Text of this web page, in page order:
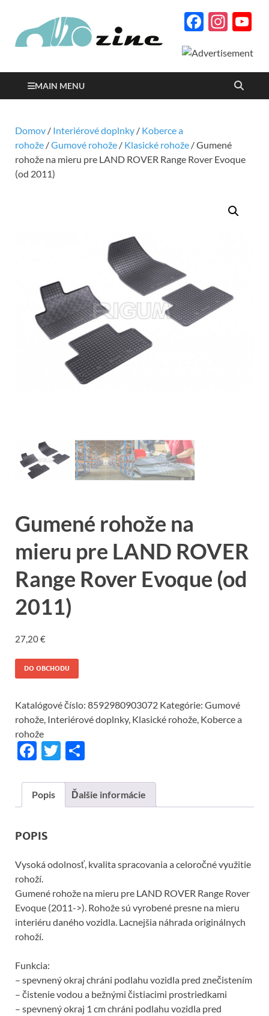
Autozine
motorizme s množstvom
reportáží
MAIN MENU
Domov / Interiérové doplnky / Koberce a
rohože /Gumové rohože / Klasické rohože / Gumené
rohože na mieru pre LAND ROVER Range Rover Evoque
(od 2011)
Gumené rohože na
mieru pre LAND ROVER
Range Rover Evoque (od
2011)
27,20€
DO OBCHODU
Katalógové číslo: 8592980903072 Kategórie: Gumové
rohože, Interiérové doplnky, Klasické rohože, Koberce a
rohože
F
e
b
o
o
k
T
itt
er
ar
e
Popis Ďalšie informácie
POPIS
Vysoká odolnosť, kvalita spracovania a celoročné využitie
rohoží.
Gumené rohože na mieru pre LAND ROVER Range Rover
Evoque (2011->). Rohože sú vyrobené presne na mieru
interiéru daného vozidla. Lacnejšia náhrada originálnych
rohoží.
Funkcia:
– spevnený okraj chráni podlahu vozidla pred znečistením
– čistenie vodou a bežnými čistiacimi prostriedkami
– spevnený okraj 1 cm chráni podlahu vozidla pred